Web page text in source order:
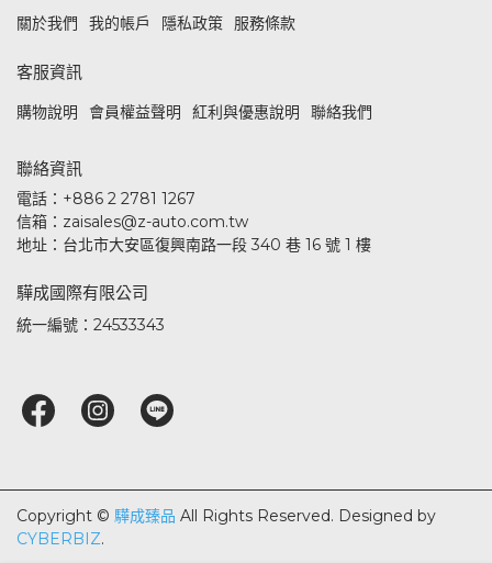
關於我們 我的帳戶 隱私政策 服務條款
客服資訊
購物說明 會員權益聲明 紅利與優惠說明 聯絡我們
聯絡資訊
電話：+886 2 2781 1267
信箱：zaisales@z-auto.com.tw
地址：台北市大安區復興南路一段 340 巷 16 號 1 樓
驊成國際有限公司
統一編號：24533343
Copyright © 驊成臻品 All Rights Reserved. Designed by
CYBERBIZ.